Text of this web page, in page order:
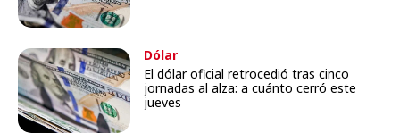
Dólar
El dólar oficial retrocedió tras cinco
jornadas al alza: a cuánto cerró este
jueves